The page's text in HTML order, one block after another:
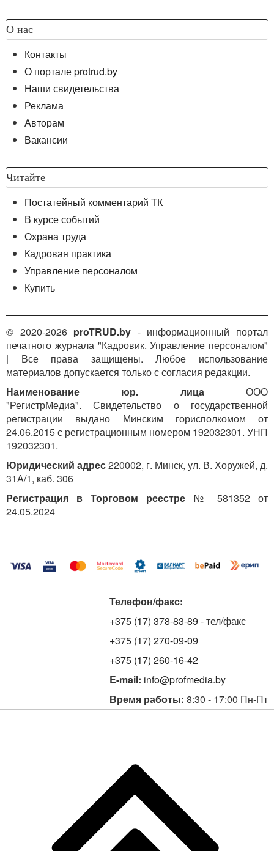
О нас
Контакты
О портале protrud.by
Наши свидетельства
Реклама
Авторам
Вакансии
Читайте
Постатейный комментарий ТК
В курсе событий
Охрана труда
Кадровая практика
Управление персоналом
Купить
© 2020-2026 proTRUD.by - информационный портал
печатного журнала "Кадровик. Управление персоналом"
| Все права защищены. Любое использование
материалов допускается только с согласия редакции.
Наименование юр. лицаООО
"РегистрМедиа". Свидетельство о государственной
регистрации выдано Минским горисполкомом от
24.06.2015 с регистрационным номером 192032301. УНП
192032301.
Юридический адрес220002, г. Минск, ул. В. Хоружей, д.
31А/1, каб. 306
Регистрация в Торговом реестре № 581352 от
24.05.2024
Телефон/факс:
+375 (17) 378-83-89 - тел/факс
+375 (17) 270-09-09
+375 (17) 260-16-42
E-mail: info@profmedia.by
Время работы: 8:30 - 17:00 Пн-Пт